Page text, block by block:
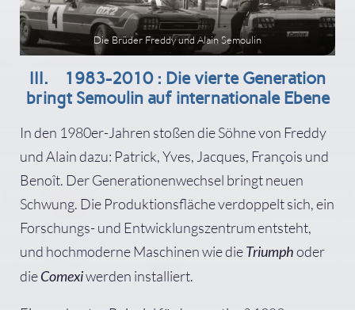
Die Brüder Freddy und Alain Semoulin
III. 1983-2010 : Die vierte Generation
bringt Semoulin auf internationale Ebene
In den 1980er-Jahren stoßen die Söhne von Freddy
und Alain dazu: Patrick, Yves, Jacques, François und
Benoît. Der Generationenwechsel bringt neuen
Schwung. Die Produktionsfläche verdoppelt sich, ein
Forschungs- und Entwicklungszentrum entsteht,
und hochmoderne Maschinen wie dieTriumphoder
dieComexiwerden installiert.